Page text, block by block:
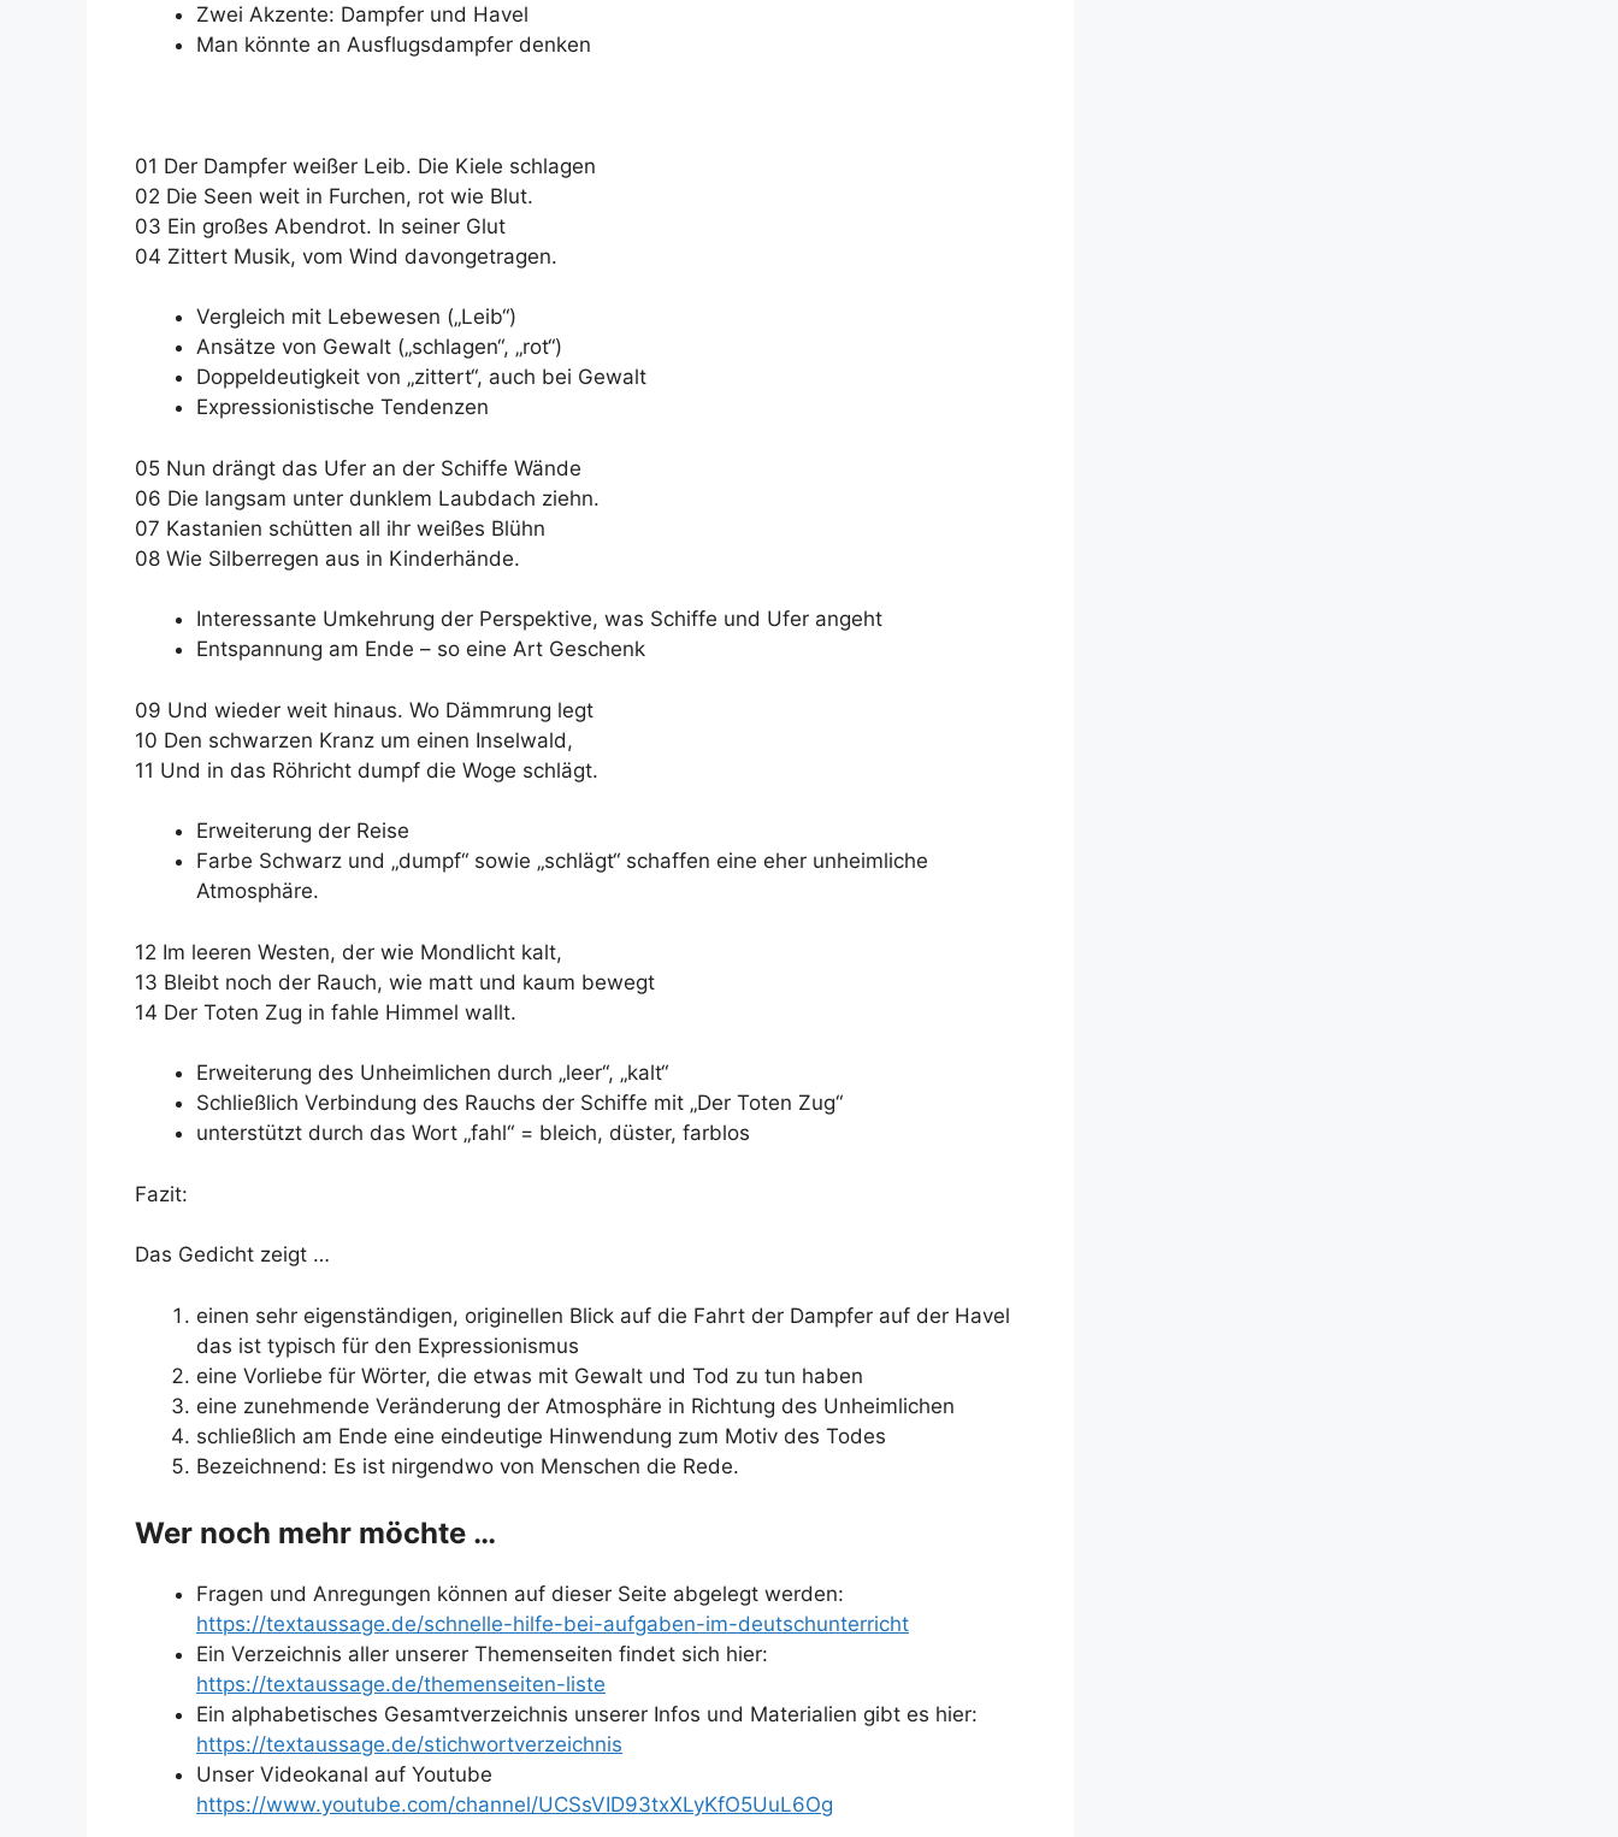
Zwei Akzente: Dampfer und Havel
Man könnte an Ausflugsdampfer denken
01 Der Dampfer weißer Leib. Die Kiele schlagen
02 Die Seen weit in Furchen, rot wie Blut.
03 Ein großes Abendrot. In seiner Glut
04 Zittert Musik, vom Wind davongetragen.
Vergleich mit Lebewesen („Leib“)
Ansätze von Gewalt („schlagen“, „rot“)
Doppeldeutigkeit von „zittert“, auch bei Gewalt
Expressionistische Tendenzen
05 Nun drängt das Ufer an der Schiffe Wände
06 Die langsam unter dunklem Laubdach ziehn.
07 Kastanien schütten all ihr weißes Blühn
08 Wie Silberregen aus in Kinderhände.
Interessante Umkehrung der Perspektive, was Schiffe und Ufer angeht
Entspannung am Ende – so eine Art Geschenk
09 Und wieder weit hinaus. Wo Dämmrung legt
10 Den schwarzen Kranz um einen Inselwald,
11 Und in das Röhricht dumpf die Woge schlägt.
Erweiterung der Reise
Farbe Schwarz und „dumpf“ sowie „schlägt“ schaffen eine eher unheimliche
Atmosphäre.
12 Im leeren Westen, der wie Mondlicht kalt,
13 Bleibt noch der Rauch, wie matt und kaum bewegt
14 Der Toten Zug in fahle Himmel wallt.
Erweiterung des Unheimlichen durch „leer“, „kalt“
Schließlich Verbindung des Rauchs der Schiffe mit „Der Toten Zug“
unterstützt durch das Wort „fahl“ = bleich, düster, farblos
Fazit:
Das Gedicht zeigt …
einen sehr eigenständigen, originellen Blick auf die Fahrt der Dampfer auf der Havel
das ist typisch für den Expressionismus
eine Vorliebe für Wörter, die etwas mit Gewalt und Tod zu tun haben
eine zunehmende Veränderung der Atmosphäre in Richtung des Unheimlichen
schließlich am Ende eine eindeutige Hinwendung zum Motiv des Todes
Bezeichnend: Es ist nirgendwo von Menschen die Rede.
Wer noch mehr möchte …
Fragen und Anregungen können auf dieser Seite abgelegt werden:
https://textaussage.de/schnelle-hilfe-bei-aufgaben-im-deutschunterricht
Ein Verzeichnis aller unserer Themenseiten findet sich hier:
https://textaussage.de/themenseiten-liste
Ein alphabetisches Gesamtverzeichnis unserer Infos und Materialien gibt es hier:
https://textaussage.de/stichwortverzeichnis
Unser Videokanal auf Youtube
https://www.youtube.com/channel/UCSsVID93txXLyKfO5UuL6Og